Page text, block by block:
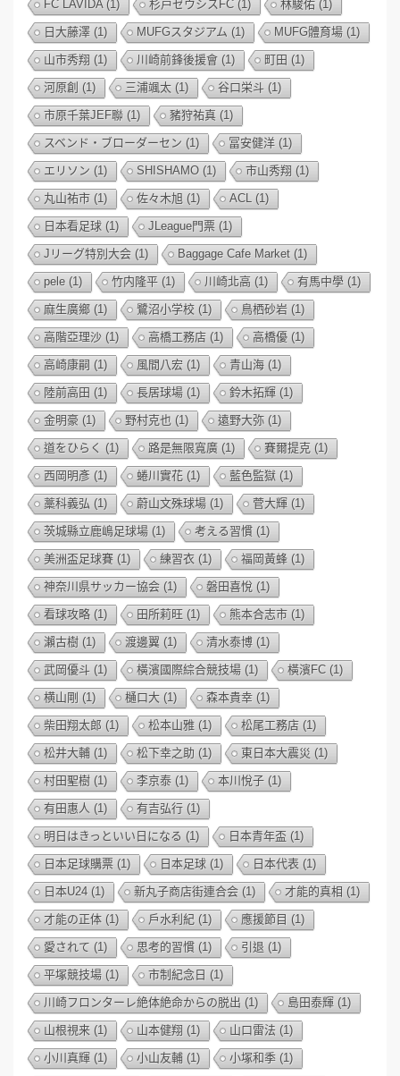
FC LAVIDA (1) 杉戸ゼウシスFC (1) 林駿佑 (1)
日大藤澤 (1) MUFGスタジアム (1) MUFG體育場 (1)
山市秀翔 (1) 川崎前鋒後援會 (1) 町田 (1)
河原創 (1) 三浦颯太 (1) 谷口栄斗 (1)
市原千葉JEF聯 (1) 豬狩祐真 (1)
スベンド・ブローダーセン (1) 冨安健洋 (1)
エリソン (1) SHISHAMO (1) 市山秀翔 (1)
丸山祐市 (1) 佐々木旭 (1) ACL (1)
日本看足球 (1) JLeague門票 (1)
Jリーグ特別大会 (1) Baggage Cafe Market (1)
pele (1) 竹内隆平 (1) 川崎北高 (1) 有馬中學 (1)
麻生廣鄉 (1) 鷺沼小学校 (1) 鳥栖砂岩 (1)
高階亞理沙 (1) 高橋工務店 (1) 高橋優 (1)
高崎康嗣 (1) 風間八宏 (1) 青山海 (1)
陸前高田 (1) 長居球場 (1) 鈴木拓輝 (1)
金明豪 (1) 野村克也 (1) 遠野大弥 (1)
道をひらく (1) 路是無限寬廣 (1) 賽爾提克 (1)
西岡明彥 (1) 蜷川實花 (1) 藍色監獄 (1)
藁科義弘 (1) 蔚山文殊球場 (1) 菅大輝 (1)
茨城縣立鹿嶋足球場 (1) 考える習慣 (1)
美洲盃足球賽 (1) 練習衣 (1) 福岡黃蜂 (1)
神奈川県サッカー協会 (1) 磐田喜悅 (1)
看球攻略 (1) 田所莉旺 (1) 熊本合志市 (1)
瀨古樹 (1) 渡邊翼 (1) 清水泰博 (1)
武岡優斗 (1) 橫濱國際綜合競技場 (1) 橫濱FC (1)
横山剛 (1) 樋口大 (1) 森本貴幸 (1)
柴田翔太郎 (1) 松本山雅 (1) 松尾工務店 (1)
松井大輔 (1) 松下幸之助 (1) 東日本大震災 (1)
村田聖樹 (1) 李京泰 (1) 本川悅子 (1)
有田惠人 (1) 有吉弘行 (1)
明日はきっといい日になる (1) 日本青年盃 (1)
日本足球購票 (1) 日本足球 (1) 日本代表 (1)
日本U24 (1) 新丸子商店街連合会 (1) 才能的真相 (1)
才能の正体 (1) 戶水利紀 (1) 應援節目 (1)
愛されて (1) 思考的習慣 (1) 引退 (1)
平塚競技場 (1) 市制紀念日 (1)
川崎フロンターレ絶体絶命からの脱出 (1) 島田泰輝 (1)
山根視来 (1) 山本健翔 (1) 山口雷法 (1)
小川真輝 (1) 小山友輔 (1) 小塚和季 (1)